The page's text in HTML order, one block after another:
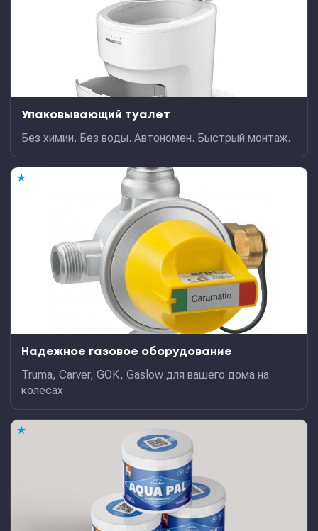
Упаковывающий туалет
Без химии. Без воды. Автономен. Быстрый монтаж.
★
Надежное газовое оборудование
Truma, Carver, GOK, Gaslow для вашего дома на
колесах
★